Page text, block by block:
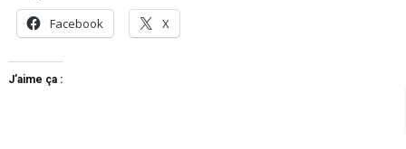
Facebook X
J’aime ça :